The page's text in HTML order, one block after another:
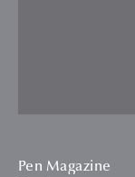
Pen Magazine